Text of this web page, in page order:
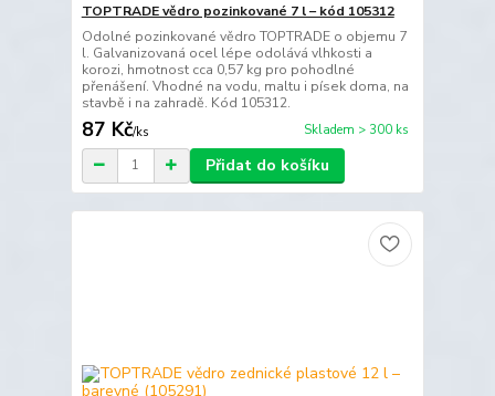
TOPTRADE vědro pozinkované 7 l – kód 105312
Odolné pozinkované vědro TOPTRADE o objemu 7
l. Galvanizovaná ocel lépe odolává vlhkosti a
korozi, hmotnost cca 0,57 kg pro pohodlné
přenášení. Vhodné na vodu, maltu i písek doma, na
stavbě i na zahradě. Kód 105312.
87 Kč/ks Skladem > 300 ks
Přidat do košíku